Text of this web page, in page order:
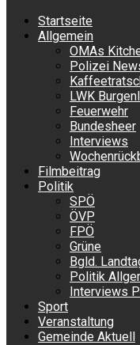
Startseite
Allgemein
OMAs
Polizei
LWK
Feuerwehr
Bundesheer
Interviews
Filmbeitrag
Politik
SPÖ
ÖVP
FPÖ
Grüne
Bgld.
Politik
Interviews
Sport
Veranstaltung
Gemeinde Aktuell